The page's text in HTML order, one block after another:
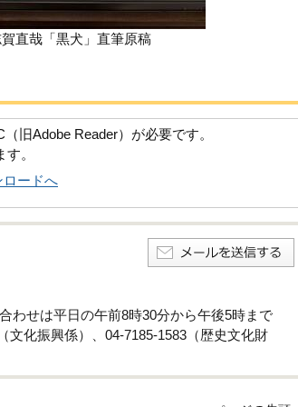
直哉「黒犬」直筆原稿
旧Adobe Reader）が必要です。
。
ロードへ
せは平日の午前8時30分から午後5時まで
文化振興係）、04-7185-1583（歴史文化財